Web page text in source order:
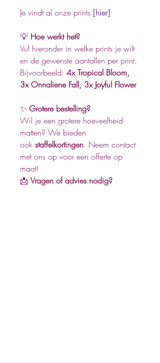
Je vindt al onze prints [hier]
💡 Hoe werkt het?
Vul hieronder in welke prints je wilt
en de gewenste aantallen per print.
Bijvoorbeeld: 4x Tropical Bloom,
3x Onnaliene Fall, 3x Joyful Flower
✨ Grotere bestelling?
Wil je een grotere hoeveelheid
matten? We bieden
ook staffelkortingen. Neem contact
met ons op voor een offerte op
maat!
📩 Vragen of advies nodig?